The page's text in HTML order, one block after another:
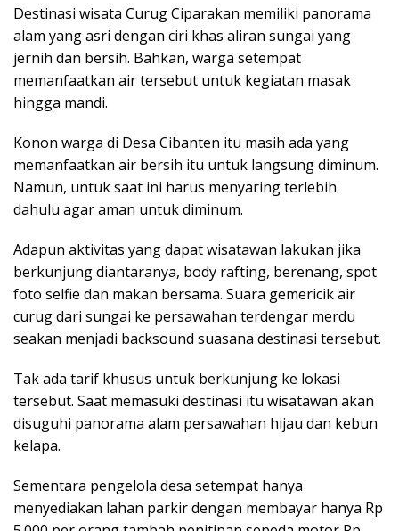
Destinasi wisata Curug Ciparakan memiliki panorama
alam yang asri dengan ciri khas aliran sungai yang
jernih dan bersih. Bahkan, warga setempat
memanfaatkan air tersebut untuk kegiatan masak
hingga mandi.
Konon warga di Desa Cibanten itu masih ada yang
memanfaatkan air bersih itu untuk langsung diminum.
Namun, untuk saat ini harus menyaring terlebih
dahulu agar aman untuk diminum.
Adapun aktivitas yang dapat wisatawan lakukan jika
berkunjung diantaranya, body rafting, berenang, spot
foto selfie dan makan bersama. Suara gemericik air
curug dari sungai ke persawahan terdengar merdu
seakan menjadi backsound suasana destinasi tersebut.
Tak ada tarif khusus untuk berkunjung ke lokasi
tersebut. Saat memasuki destinasi itu wisatawan akan
disuguhi panorama alam persawahan hijau dan kebun
kelapa.
Sementara pengelola desa setempat hanya
menyediakan lahan parkir dengan membayar hanya Rp